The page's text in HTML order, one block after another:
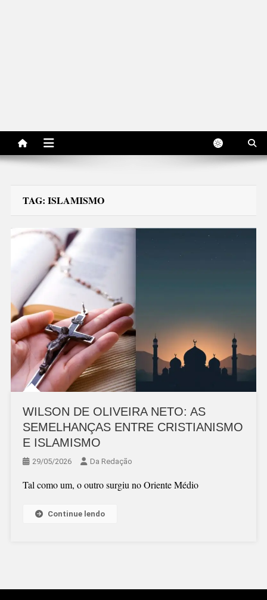
TAG: ISLAMISMO
WILSON DE OLIVEIRA NETO: AS
SEMELHANÇAS ENTRE CRISTIANISMO
E ISLAMISMO
29/05/2026 Da Redação
Tal como um, o outro surgiu no Oriente Médio
Continue lendo